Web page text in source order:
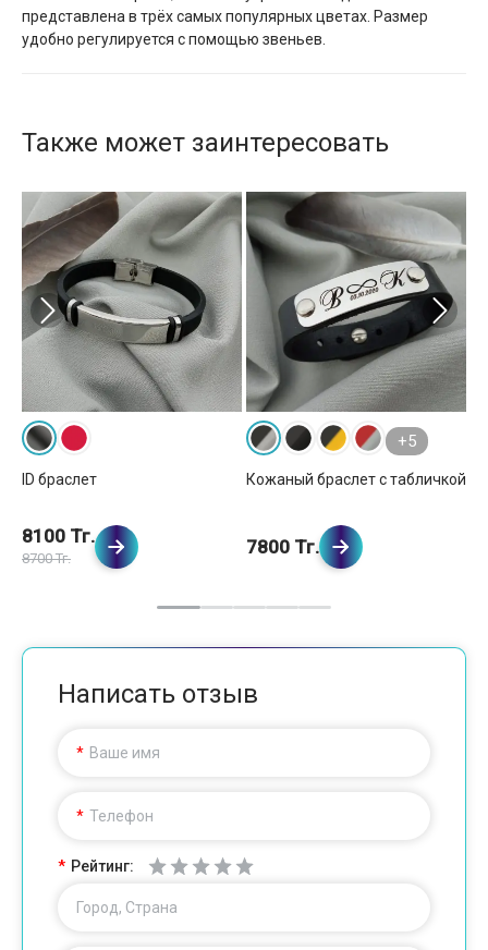
представлена в трёх самых популярных цветах. Размер
удобно регулируется с помощью звеньев.
Также может заинтересовать
ID браслет
8100 Тг.
8700 Тг.
+5
Кожаный браслет с табличкой
7800 Тг.
Написать отзыв
Ваше имя
Телефон
Рейтинг:
Город, Страна